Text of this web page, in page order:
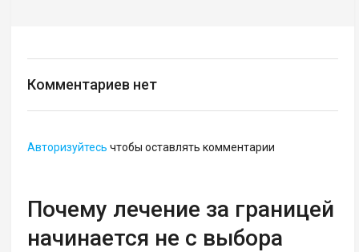
Комментариев нет
Авторизуйтесь чтобы оставлять комментарии
Почему лечение за границей
начинается не с выбора